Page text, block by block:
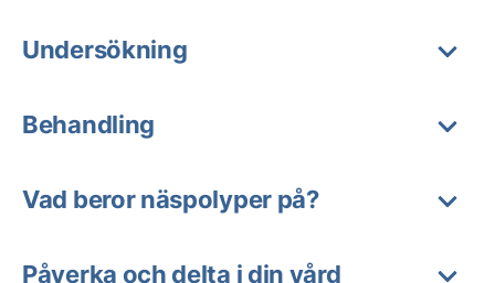
Undersökning
Behandling
Vad beror näspolyper på?
Påverka och delta i din vård